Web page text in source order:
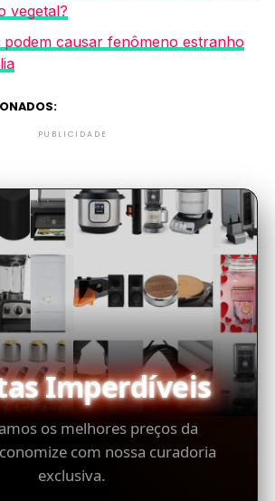
vegetal?
podem causar fenômeno estranho
PUBLICIDADE
Imperdíveis
os melhores preços da
com nossa curadoria
exclusiva.